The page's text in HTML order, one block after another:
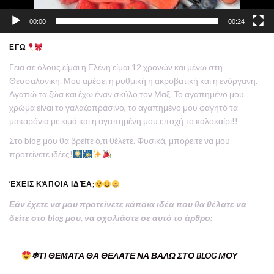
00:00 00:24
ΕΓΩ
Γεια σε όλους είμαι η Ελένη είμαι 12 χρονών και μένω στη
Θεσσαλονίκη. Μου αρέσει η ρυθμική η ακροβατική και η ενόργανη.
Αγαπώ τα ζώα και έχω έναν σκύλο τον Μαξ. Το αγαπημένο μου
χρώμα είναι το γαλαζοπράσινο, το αγαπημένο μου φαγητό τα
μακαρόνια με κιμά και η αγαπημένη μου εποχή το καλοκαίρι!!
Στο blog μου θα βρείτε ό,τι θέλετε. Φυσικά, μπορείτε να μου
προτείνετε ιδέες!
ΈΧΕΙΣ ΚΆΠΟΙΑ ΙΔΈΑ;
Εάν έχετε να μου προτείνετε κάποια ιδέα που θα θέλατε να
δείτε στο blog μου, να σχολιάστε σε αυτό το άρθρο:
❄ΤΙ ΘΕΜΑΤΑ ΘΑ ΘΕΛΑΤΕ ΝΑ ΒΑΛΩ ΣΤΟ BLOG ΜΟΥ